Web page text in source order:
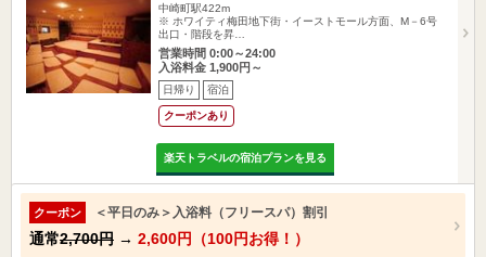
中崎町駅422m
※ ホワイティ梅田地下街・イーストモール方面、M－6号
出口・階段を昇…
営業時間 0:00～24:00
入浴料金 1,900円～
日帰り 宿泊
クーポンあり
楽天トラベルの宿泊プランを見る
クーポン ＜平日のみ＞入浴料（フリースパ）割引
通常2,700円 → 2,600円（100円お得！）